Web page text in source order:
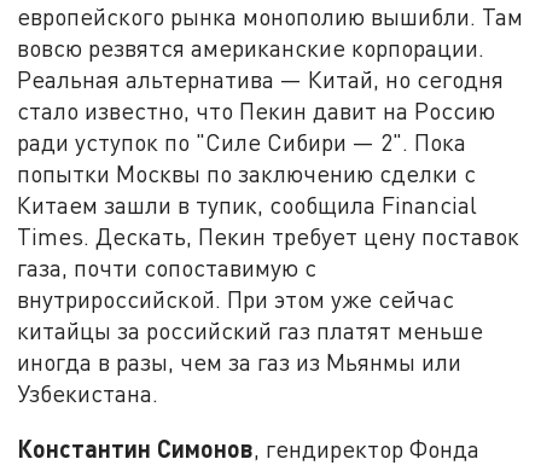
европейского рынка монополию вышибли. Там
вовсю резвятся американские корпорации.
Реальная альтернатива — Китай, но сегодня
стало известно, что Пекин давит на Россию
ради уступок по "Силе Сибири — 2". Пока
попытки Москвы по заключению сделки с
Китаем зашли в тупик, сообщила Financial
Times. Дескать, Пекин требует цену поставок
газа, почти сопоставимую с
внутрироссийской. При этом уже сейчас
китайцы за российский газ платят меньше
иногда в разы, чем за газ из Мьянмы или
Узбекистана.
Константин Симонов, гендиректор Фонда